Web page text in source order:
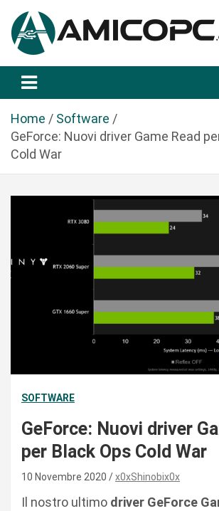
a
Amicopc.com
Home
Software
GeForce: Nuovi driver Game Read
Cold War
SOFTWARE
GeForce: Nuovi driver
per Black Ops Cold War
10 Novembre 2020 x0xShinobix0x
Il nostro ultimo driver GeForce